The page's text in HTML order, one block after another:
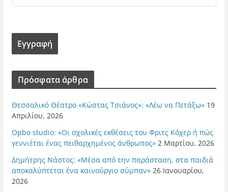
Πρόσφατα άρθρα
Θεσσαλικό Θέατρο «Κώστας Τσιάνος»: «Λέω να Πετάξω» 19
Απριλίου, 2026
Opbo studio: «Οι σχολικές εκθέσεις του Φριτς Κόχερ ή πώς
γεννιέται ένας πειθαρχημένος άνθρωπος» 2 Μαρτίου, 2026
Δημήτρης Νάστος: «Μέσα από την παράσταση, στα παιδιά
αποκαλύπτεται ένα καινούργιο σύμπαν» 26 Ιανουαρίου,
2026